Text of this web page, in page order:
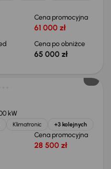
Cena promocyjna
61 000 zł
Cena po obniżce
65 000 zł
kW
Klimatronic +3 kolejnych
Cena promocyjna
28 500 zł